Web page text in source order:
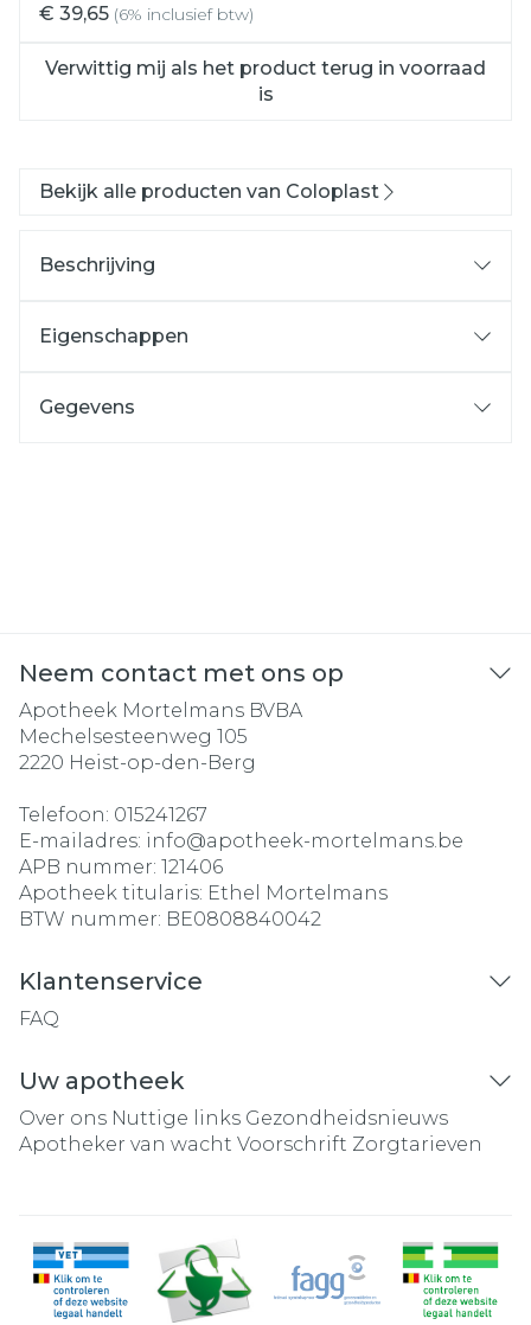
€ 39,65 (6% inclusief btw)
Verwittig mij als het product terug in voorraad
is
Bekijk alle producten van Coloplast
Beschrijving
Eigenschappen
Gegevens
Neem contact met ons op
Apotheek Mortelmans BVBA
Mechelsesteenweg 105
2220 Heist-op-den-Berg
Telefoon: 015241267
E-mailadres: info@apotheek-mortelmans.be
APB nummer: 121406
Apotheek titularis: Ethel Mortelmans
BTW nummer: BE0808840042
Klantenservice
FAQ
Uw apotheek
Over ons Nuttige links Gezondheidsnieuws
Apotheker van wacht Voorschrift Zorgtarieven